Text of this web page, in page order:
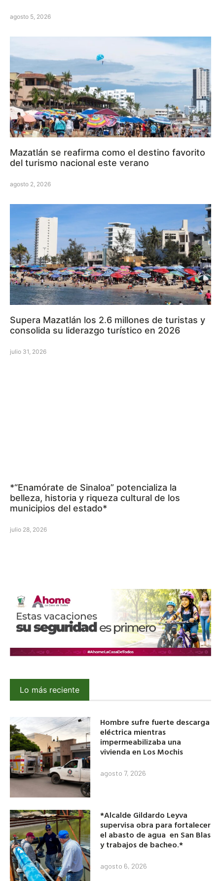
agosto 5, 2026
Mazatlán se reafirma como el destino favorito
del turismo nacional este verano
agosto 2, 2026
Supera Mazatlán los 2.6 millones de turistas y
consolida su liderazgo turístico en 2026
julio 31, 2026
*“Enamórate de Sinaloa” potencializa la
belleza, historia y riqueza cultural de los
municipios del estado*
julio 28, 2026
Lo más reciente
Hombre sufre fuerte descarga
eléctrica mientras
impermeabilizaba una
vivienda en Los Mochis
agosto 7, 2026
*Alcalde Gildardo Leyva
supervisa obra para fortalecer
el abasto de agua en San Blas
y trabajos de bacheo.*
agosto 6, 2026